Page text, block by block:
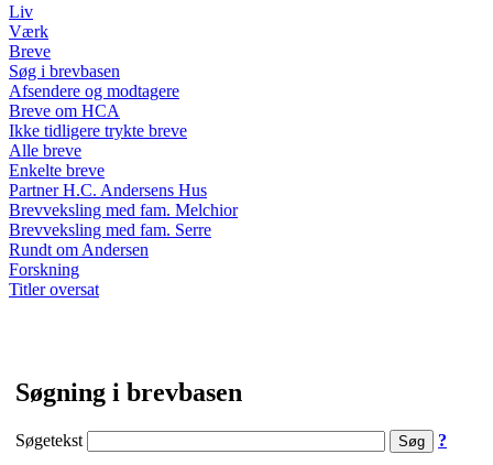
Liv
Værk
Breve
Søg i brevbasen
Afsendere og modtagere
Breve om HCA
Ikke tidligere trykte breve
Alle breve
Enkelte breve
Partner H.C. Andersens Hus
Brevveksling med fam. Melchior
Brevveksling med fam. Serre
Rundt om Andersen
Forskning
Titler oversat
Søgning i brevbasen
Søgetekst ?